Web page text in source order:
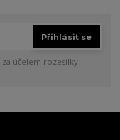
Přihlásit se
za účelem rozesílky